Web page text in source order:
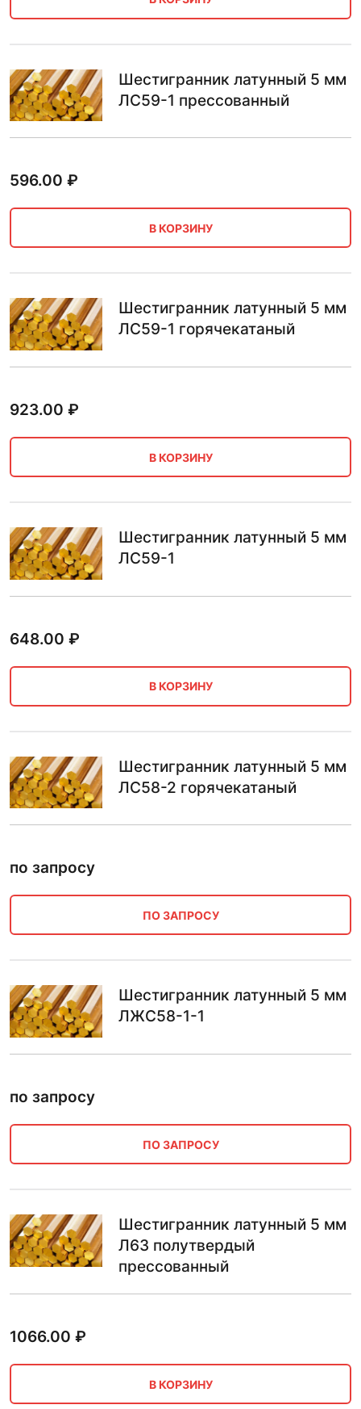
Шестигранник латунный 5 мм
ЛС59-1 прессованный
596.00 ₽
В КОРЗИНУ
Шестигранник латунный 5 мм
ЛС59-1 горячекатаный
923.00 ₽
В КОРЗИНУ
Шестигранник латунный 5 мм
ЛС59-1
648.00 ₽
В КОРЗИНУ
Шестигранник латунный 5 мм
ЛС58-2 горячекатаный
по запросу
ПО ЗАПРОСУ
Шестигранник латунный 5 мм
ЛЖС58-1-1
по запросу
ПО ЗАПРОСУ
Шестигранник латунный 5 мм
Л63 полутвердый
прессованный
1066.00 ₽
В КОРЗИНУ